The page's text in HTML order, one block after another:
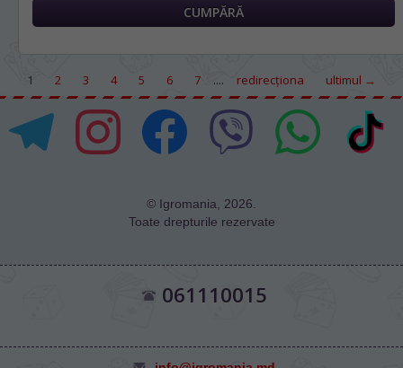
1 2 3 4 5 6 7 .... redirecţiona ultimul →
© Igromania, 2026.
Toate drepturile rezervate
061110015